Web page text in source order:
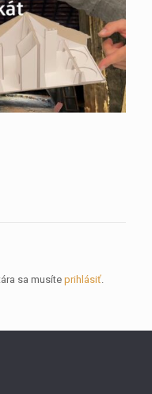
sa musíte prihlásiť.